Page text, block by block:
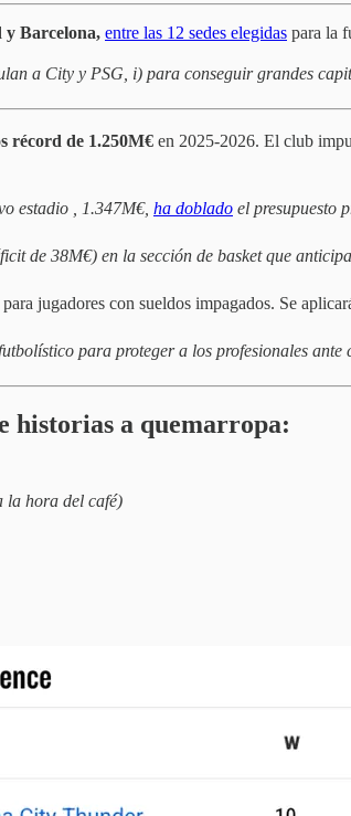
Barcelona, entre las 12 sedes elegidas para la
a City y PSG, i) para conseguir grandes
récord de 1.250M€ en 2025-2026. El club
estadio , 1.347M€, ha doblado el presupuesto
de 38M€) en la sección de basket que
jugadores con sueldos impagados. Se
para proteger a los profesionales ante
historias a quemarropa:
la hora del café)